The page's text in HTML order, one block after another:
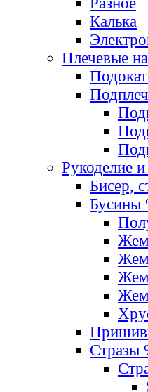
Калька
Плечевые
Рукоделие
Бисер,
Бусины
Стразы